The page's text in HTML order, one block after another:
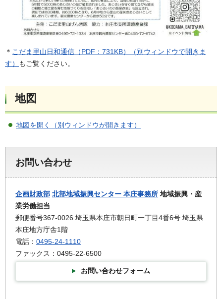
＊ こだま里山日和通信（PDF：731KB）（別ウィンドウで開きま
す）
もご覧ください。
地図
地図を開く（別ウィンドウが開きます）
お問い合わせ
企画財政部 北部地域振興センター 本庄事務所 地域振興・産
業労働担当
郵便番号367-0026 埼玉県本庄市朝日町一丁目4番6号 埼玉県
本庄地方庁舎1階
電話： 0495-24-1110
ファックス：0495-22-6500
お問い合わせフォーム